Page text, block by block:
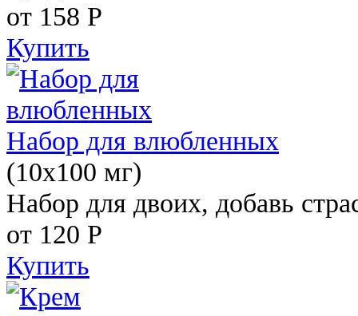
от 158 Р
Купить
Набор для влюбленных
(10х100 мг)
Набор для двоих, добавь
от 120 Р
Купить